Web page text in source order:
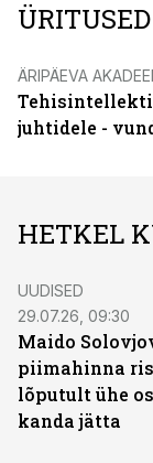
ÜRITUSED
ÄRIPÄEVA
juhtidele -
HETKEL
UUDISED
29.07.26, 09:30
Maido
piimahinna
lõputult ühe
kanda jätta